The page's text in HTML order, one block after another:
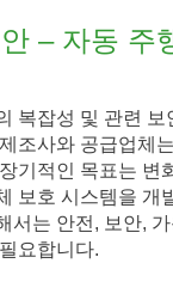
– 자동 주
복잡성 및 관련
조사와 공급업체
기적인 목표는 변
보호 시스템을 개
서는 안전, 보안,
요합니다.